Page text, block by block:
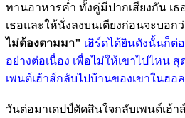
ทานอาหารค่ำ ทั้งคู่มีปากเสียงกัน เธ
เธอและให้นั่งลงบนเตียงก่อนจะบอก
ไม่ต้องตามมา" เฮิร์ดได้ยินดังนั้นก็ต่
อย่างต่อเนื่อง เพื่อไม่ให้เขาไปไหน
เพนต์เฮ้าส์กลับไปบ้านของเขาในฮอ
วันต่อมาเดปป์ตัดสินใจกลับเพนต์เฮ้า